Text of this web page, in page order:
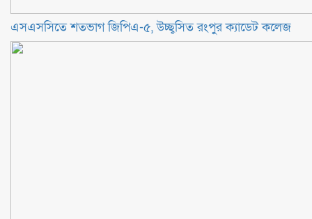
এসএসসিতে শতভাগ জিপিএ-৫, উচ্ছ্বসিত রংপুর ক্যাডেট কলেজ